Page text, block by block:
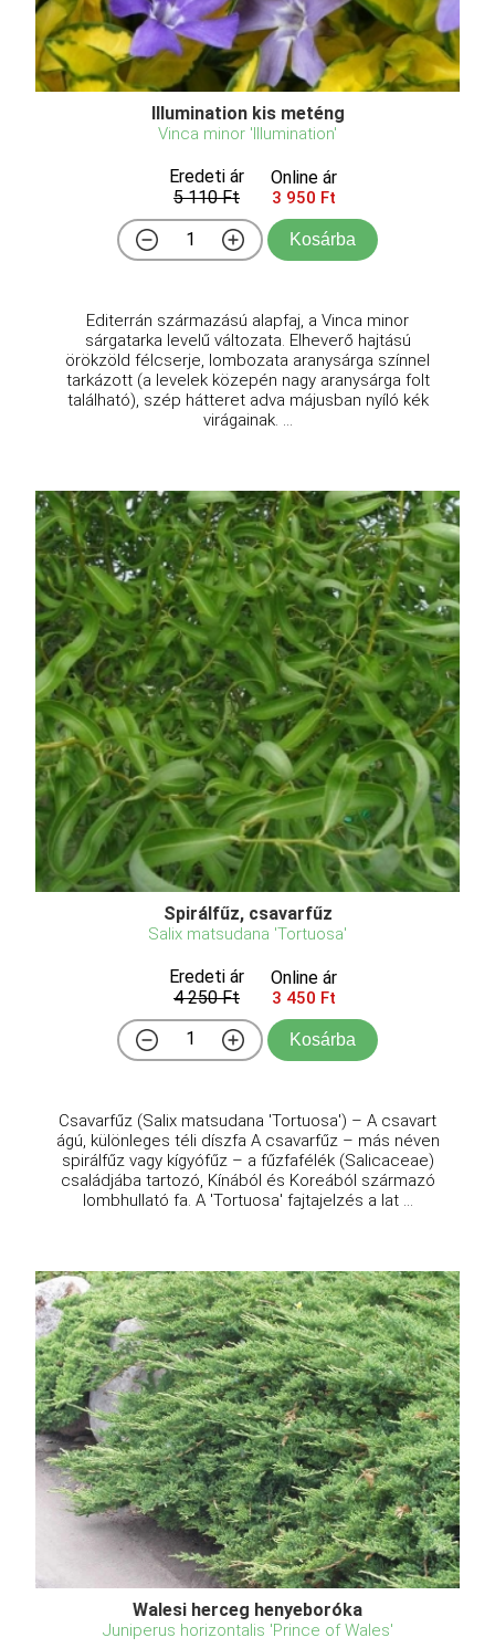
Illumination kis meténg
Vinca minor 'Illumination'
Eredeti ár
5 110 Ft
Online ár
3 950 Ft
Kosárba
Editerrán származású alapfaj, a Vinca minor
sárgatarka levelű változata. Elheverő hajtású
örökzöld félcserje, lombozata aranysárga színnel
tarkázott (a levelek közepén nagy aranysárga folt
található), szép hátteret adva májusban nyíló kék
virágainak. ...
Spirálfűz, csavarfűz
Salix matsudana 'Tortuosa'
Eredeti ár
4 250 Ft
Online ár
3 450 Ft
Kosárba
Csavarfűz (Salix matsudana 'Tortuosa') – A csavart
ágú, különleges téli díszfa A csavarfűz – más néven
spirálfűz vagy kígyófűz – a fűzfafélék (Salicaceae)
családjába tartozó, Kínából és Koreából származó
lombhullató fa. A 'Tortuosa' fajtajelzés a lat ...
Walesi herceg henyeboróka
Juniperus horizontalis 'Prince of Wales'